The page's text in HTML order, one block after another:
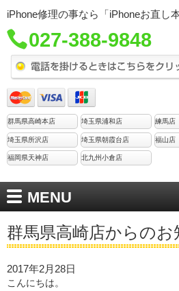
iPhone修理の事なら「iPhoneお直し
027-388-9848
群馬県高崎本店 埼玉県浦和店 練馬店
埼玉県所沢店 埼玉県朝霞台店 福山店
福岡県天神店 北九州小倉店
MENU
群馬県高崎店からのお
2017年2月28日
こんにちは。